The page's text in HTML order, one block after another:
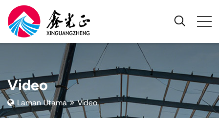
Video
Laman Utama Video